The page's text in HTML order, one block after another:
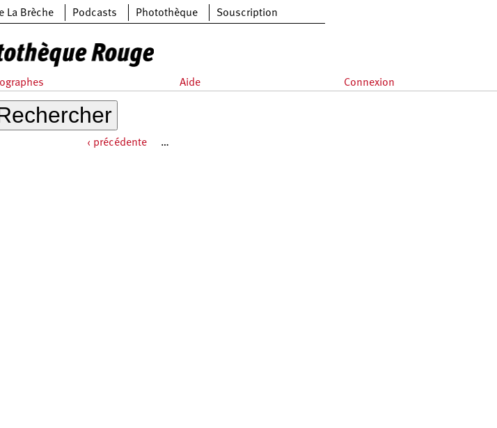
La Brèche Podcasts Photothèque Souscription
Aide Connexion
‹ précédente …